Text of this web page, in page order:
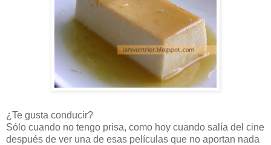
¿Te gusta conducir?
Sólo cuando no tengo prisa, como hoy cuando salía del cine
después de ver una de esas películas que no aportan nada